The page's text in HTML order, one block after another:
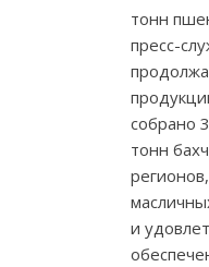
тонн
пресс-
собрано
тонн
и